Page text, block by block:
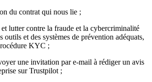
du contrat qui nous lie ;
lutter contre la fraude et la cybercriminalité
outils et des systèmes de prévention adéquats,
KYC ;
une invitation par e-mail à rédiger un avis
sur Trustpilot ;